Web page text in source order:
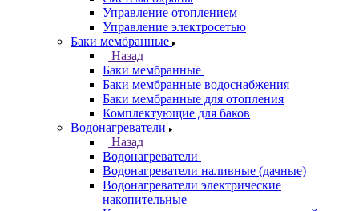
Управление отоплением
Управление электросетью
Баки мембранные
Назад
Баки мембранные
Баки мембранные водоснабжения
Баки мембранные для отопления
Комплектующие для баков
Водонагреватели
Назад
Водонагреватели
Водонагреватели наливные (дачные)
Водонагреватели электрические
накопительные